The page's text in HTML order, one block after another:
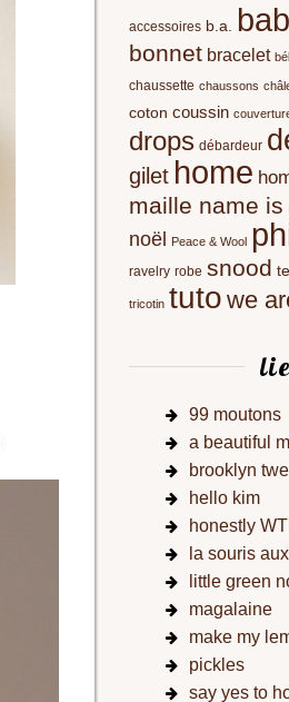
accessoires b.a.
bonnet bracelet
chaussette chaussons
coton coussin
drops débardeur
gilet home
maille name is
noël Peace & Wool
ravelry robe snood
tricotin tuto we
99 moutons
a beautiful
brooklyn
hello kim
honestly
la souris
little green
magalaine
make my
pickles
say yes to